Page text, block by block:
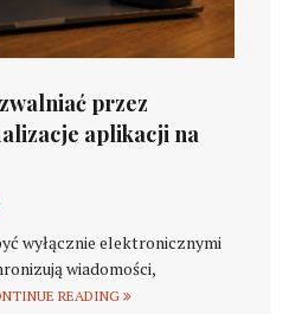
przez
aplikacji na
wyłącznie elektronicznymi
wiadomości,
READING